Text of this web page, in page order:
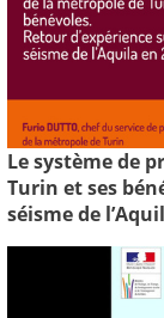
Le système de
Turin et ses
séisme de